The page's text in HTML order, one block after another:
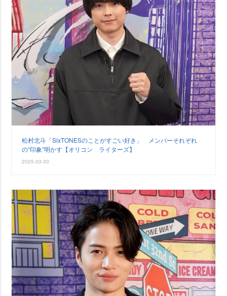
松村北斗「SixTONESのことがすごい好き」 メンバーそれぞれ
の“印象”明かす【オリコン ライターズ】
2025-03-30